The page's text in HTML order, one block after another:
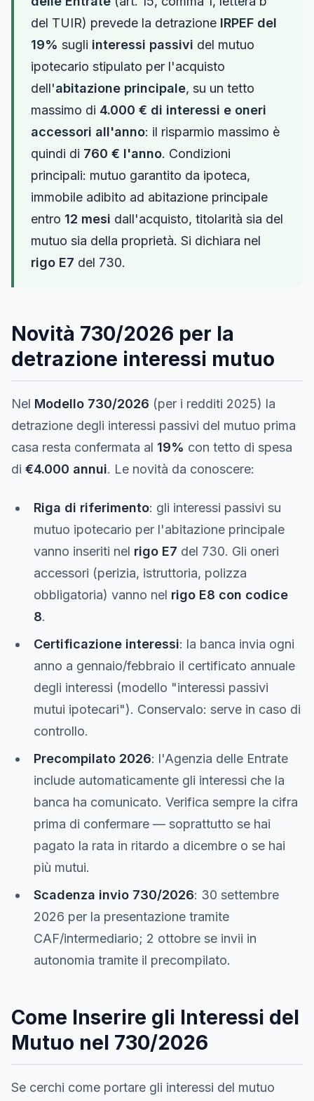
del TUIR) prevede la detrazione IRPEF del
19% sugli interessi passivi del mutuo
ipotecario stipulato per l'acquisto
dell'abitazione principale, su un tetto
massimo di 4.000 € di interessi e oneri
accessori all'anno: il risparmio massimo è
quindi di 760 € l'anno. Condizioni
principali: mutuo garantito da ipoteca,
immobile adibito ad abitazione principale
entro 12 mesi dall'acquisto, titolarità sia del
mutuo sia della proprietà. Si dichiara nel
rigo E7 del 730.
Novità 730/2026 per la
detrazione interessi mutuo
Nel Modello 730/2026 (per i redditi 2025) la
detrazione degli interessi passivi del mutuo prima
casa resta confermata al 19% con tetto di spesa
di €4.000 annui. Le novità da conoscere:
Riga di riferimento: gli interessi passivi su
mutuo ipotecario per l'abitazione principale
vanno inseriti nel rigo E7 del 730. Gli oneri
accessori (perizia, istruttoria, polizza
obbligatoria) vanno nel rigo E8 con codice
8.
Certificazione interessi: la banca invia ogni
anno a gennaio/febbraio il certificato annuale
degli interessi (modello "interessi passivi
mutui ipotecari"). Conservalo: serve in caso di
controllo.
Precompilato 2026: l'Agenzia delle Entrate
include automaticamente gli interessi che la
banca ha comunicato. Verifica sempre la cifra
prima di confermare — soprattutto se hai
pagato la rata in ritardo a dicembre o se hai
più mutui.
Scadenza invio 730/2026: 30 settembre
2026 per la presentazione tramite
CAF/intermediario; 2 ottobre se invii in
autonomia tramite il precompilato.
Come Inserire gli Interessi del
Mutuo nel 730/2026
Se cerchi come portare gli interessi del mutuo